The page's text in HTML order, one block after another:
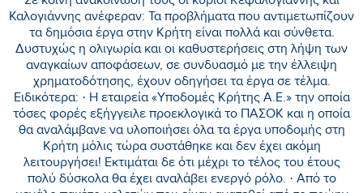
Καλογιάννης ανέφεραν: Τα προβλήματα που αντιμετωπίζουν
τα δημόσια έργα στην Κρήτη είναι πολλά και σύνθετα.
Δυστυχώς η ολιγωρία και οι καθυστερήσεις στη λήψη των
αναγκαίων αποφάσεων, σε συνδυασμό με την έλλειψη
χρηματοδότησης, έχουν οδηγήσει τα έργα σε τέλμα.
Ειδικότερα: · Η εταιρεία «Υποδομές Κρήτης Α.Ε.» την οποία
τόσες φορές εξήγγειλε προεκλογικά το ΠΑΣΟΚ και η οποία
θα αναλάμβανε να υλοποιήσει όλα τα έργα υποδομής στη
Κρήτη μόλις τώρα συστάθηκε και δεν έχει ακόμη
λειτουργήσει! Εκτιμάται δε ότι μέχρι το τέλος του έτους
πολύ δύσκολα θα έχει αναλάβει ενεργό ρόλο. · Από το